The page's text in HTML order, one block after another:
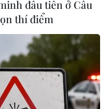
đầu tiên ở Cầu
thí điểm